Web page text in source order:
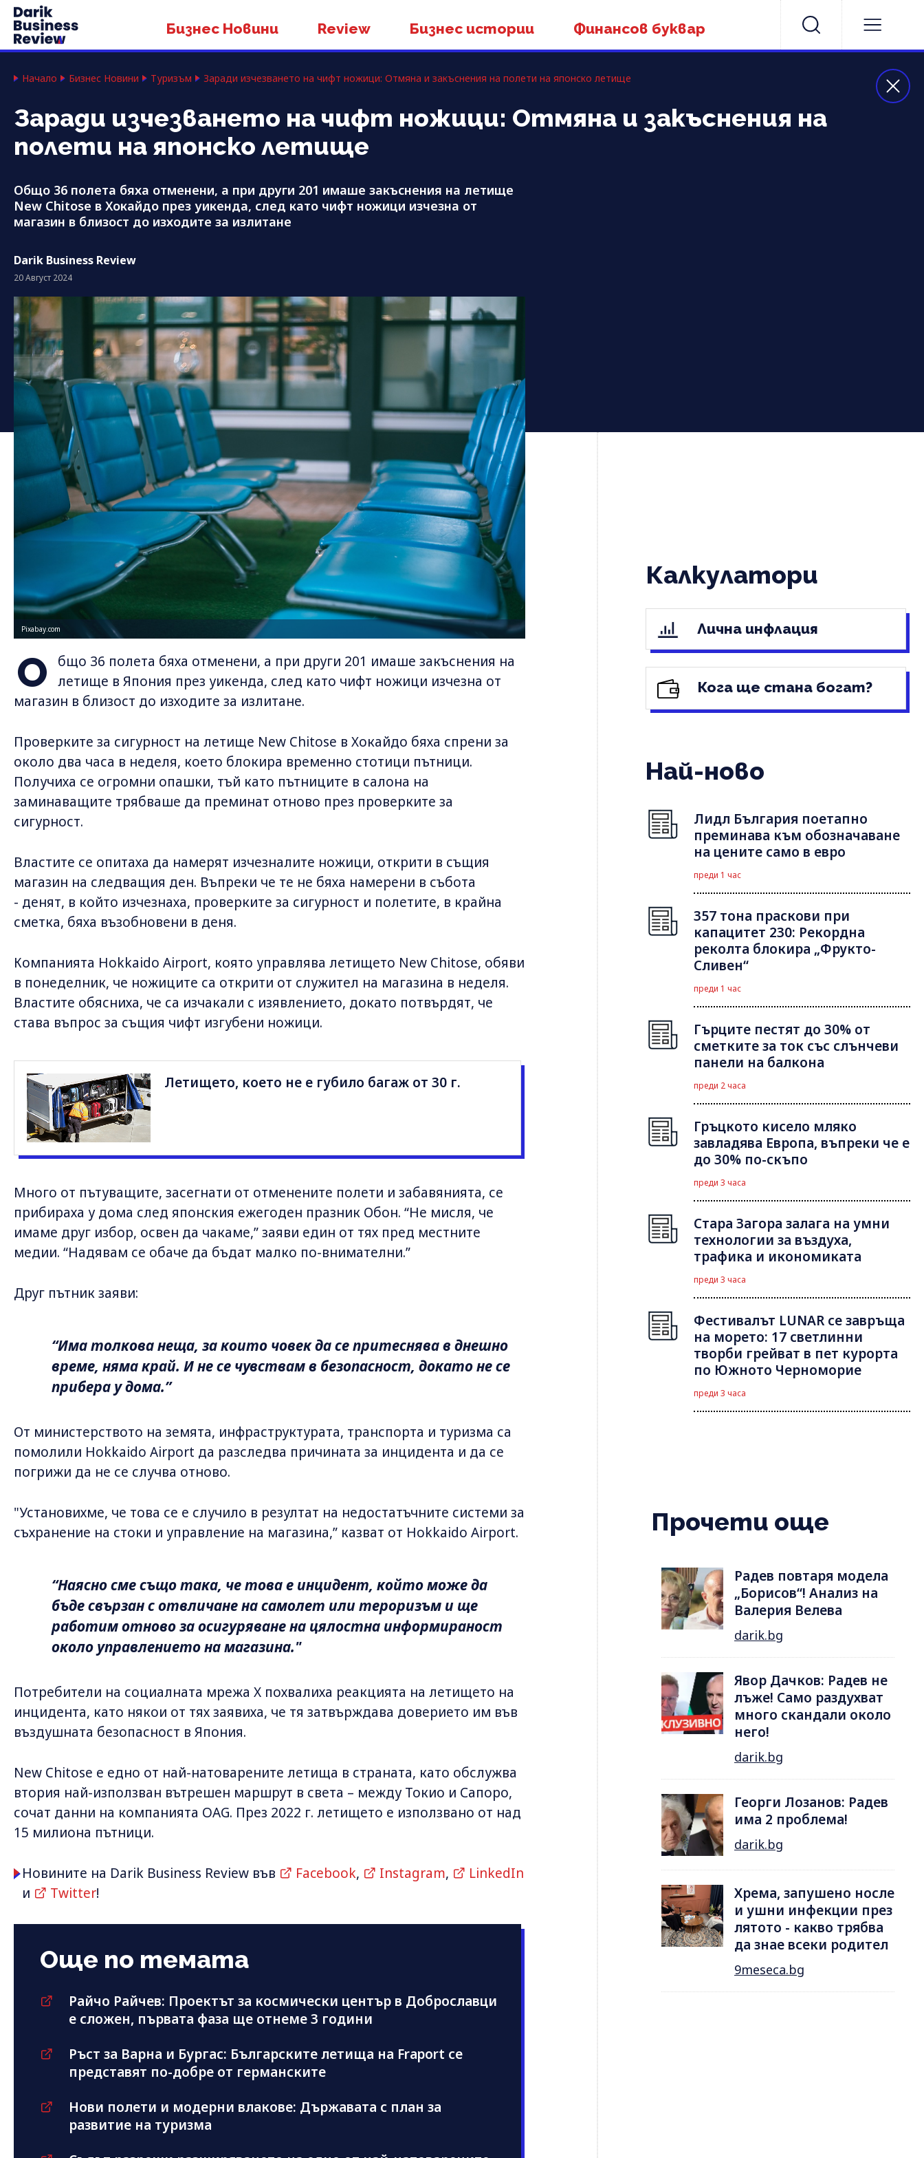
Бизнес Новини Review Бизнес истории Финансов буквар
Начало Бизнес Новини Туризъм Заради изчезването на чифт ножици: Отмяна и закъснения на полети на японско летище
Заради изчезването на чифт ножици: Отмяна и закъснения на
полети на японско летище
Общо 36 полета бяха отменени, а при други 201 имаше закъснения на летище
New Chitose в Хокайдо през уикенда, след като чифт ножици изчезна от
магазин в близост до изходите за излитане
Darik Business Review
20 Август 2024
Pixabay.com
О
бщо 36 полета бяха отменени, а при други 201 имаше закъснения на
летище в Япония през уикенда, след като чифт ножици изчезна от
магазин в близост до изходите за излитане.
Проверките за сигурност на летище New Chitose в Хокайдо бяха спрени за
около два часа в неделя, което блокира временно стотици пътници.
Получиха се огромни опашки, тъй като пътниците в салона на
заминаващите трябваше да преминат отново през проверките за
сигурност.
Властите се опитаха да намерят изчезналите ножици, открити в същия
магазин на следващия ден. Въпреки че те не бяха намерени в събота
- денят, в който изчезнаха, проверките за сигурност и полетите, в крайна
сметка, бяха възобновени в деня.
Компанията Hokkaido Airport, която управлява летището New Chitose, обяви
в понеделник, че ножиците са открити от служител на магазина в неделя.
Властите обясниха, че са изчакали с изявлението, докато потвърдят, че
става въпрос за същия чифт изгубени ножици.
Летището, което не е губило багаж от 30 г.
Много от пътуващите, засегнати от отменените полети и забавянията, се
прибираха у дома след японския ежегоден празник Обон. “Не мисля, че
имаме друг избор, освен да чакаме,” заяви един от тях пред местните
медии. “Надявам се обаче да бъдат малко по-внимателни.”
Друг пътник заяви:
“Има толкова неща, за които човек да се притеснява в днешно
време, няма край. И не се чувствам в безопасност, докато не се
прибера у дома.”
От министерството на земята, инфраструктурата, транспорта и туризма са
помолили Hokkaido Airport да разследва причината за инцидента и да се
погрижи да не се случва отново.
"Установихме, че това се е случило в резултат на недостатъчните системи за
съхранение на стоки и управление на магазина,” казват от Hokkaido Airport.
“Наясно сме също така, че това е инцидент, който може да
бъде свързан с отвличане на самолет или тероризъм и ще
работим отново за осигуряване на цялостна информираност
около управлението на магазина."
Потребители на социалната мрежа X похвалиха реакцията на летището на
инцидента, като някои от тях заявиха, че тя затвърждава доверието им във
въздушната безопасност в Япония.
New Chitose е едно от най-натоварените летища в страната, като обслужва
втория най-използван вътрешен маршрут в света – между Токио и Сапоро,
сочат данни на компанията OAG. През 2022 г. летището е използвано от над
15 милиона пътници.
Новините на Darik Business Review във Facebook, Instagram,
LinkedIn
и
Twitter!
Още по темата
Райчо Райчев: Проектът за космически център в Доброславци
е сложен, първата фаза ще отнеме 3 години
Ръст за Варна и Бургас: Българските летища на Fraport се
представят по-добре от германските
Нови полети и модерни влакове: Държавата с план за
развитие на туризма
Калкулатори
Лична инфлация
Кога ще стана богат?
Най-ново
Лидл България поетапно
преминава към обозначаване
на цените само в евро
преди 1 час
357 тона праскови при
капацитет 230: Рекордна
реколта блокира „Фрукто-
Сливен“
преди 1 час
Гърците пестят до 30% от
сметките за ток със слънчеви
панели на балкона
преди 2 часа
Гръцкото кисело мляко
завладява Европа, въпреки че е
до 30% по-скъпо
преди 3 часа
Стара Загора залага на умни
технологии за въздуха,
трафика и икономиката
преди 3 часа
Фестивалът LUNAR се завръща
на морето: 17 светлинни
творби грейват в пет курорта
по Южното Черноморие
преди 3 часа
Прочети още
Радев повтаря модела
„Борисов“! Анализ на
Валерия Велева
darik.bg
Явор Дачков: Радев не
лъже! Само раздухват
много скандали около
него!
darik.bg
Георги Лозанов: Радев
има 2 проблема!
darik.bg
Хрема, запушено носле
и ушни инфекции през
лятотo - какво трябва
да знае всеки родител
9meseca.bg